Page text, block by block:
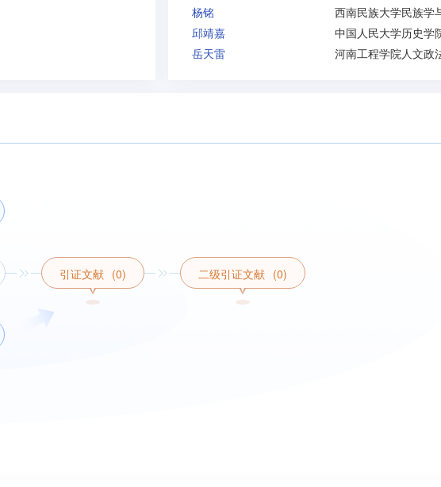
杨铭
邱靖嘉
中国人民大学历史学
岳天雷
引证文献 (0) 二级引证文献 (0)